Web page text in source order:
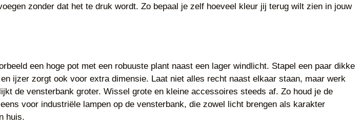
zonder dat het te druk wordt. Zo bepaal je zelf hoeveel kleur jij terug wilt zien in jouw
een hoge pot met een robuuste plant naast een lager windlicht. Stapel een paar dikke
ijzer zorgt ook voor extra dimensie. Laat niet alles recht naast elkaar staan, maar werk
de vensterbank groter. Wissel grote en kleine accessoires steeds af. Zo houd je de
voor industriële lampen op de vensterbank, die zowel licht brengen als karakter
huis.